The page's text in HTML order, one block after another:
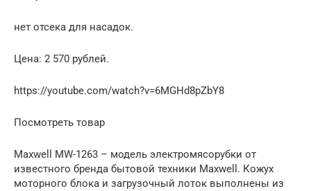
нет отсека для насадок.
Цена: 2 570 рублей.
https://youtube.com/watch?v=6MGHd8pZbY8
Посмотреть товар
Maxwell MW-1263 – модель электромясорубки от
известного бренда бытовой техники Maxwell. Кожух
моторного блока и загрузочный лоток выполнены из